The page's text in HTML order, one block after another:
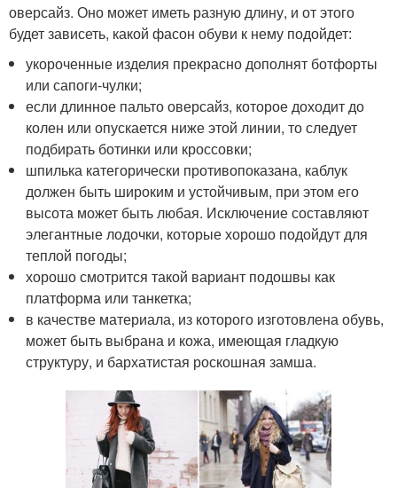
оверсайз. Оно может иметь разную длину, и от этого
будет зависеть, какой фасон обуви к нему подойдет:
укороченные изделия прекрасно дополнят ботфорты
или сапоги-чулки;
если длинное пальто оверсайз, которое доходит до
колен или опускается ниже этой линии, то следует
подбирать ботинки или кроссовки;
шпилька категорически противопоказана, каблук
должен быть широким и устойчивым, при этом его
высота может быть любая. Исключение составляют
элегантные лодочки, которые хорошо подойдут для
теплой погоды;
хорошо смотрится такой вариант подошвы как
платформа или танкетка;
в качестве материала, из которого изготовлена обувь,
может быть выбрана и кожа, имеющая гладкую
структуру, и бархатистая роскошная замша.